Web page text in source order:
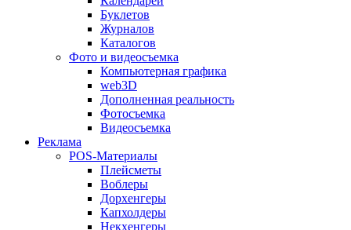
Буклетов
Журналов
Каталогов
Фото и видеосъемка
Компьютерная графика
web3D
Дополненная реальность
Фотосъемка
Видеосъемка
Реклама
POS-Материалы
Плейсметы
Воблеры
Дорхенгеры
Капхолдеры
Некхенгеры